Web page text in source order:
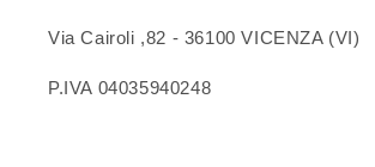
Via Cairoli ,82 - 36100
P.IVA 04035940248